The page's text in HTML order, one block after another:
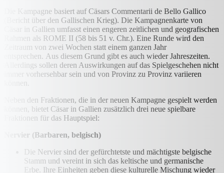
Die Kampagne basiert auf Cäsars Commentarii de Bello Gallico
(Bericht über den Gallischen Krieg). Die Kampagnenkarte von
Cäsar in Gallien umfasst einen engeren zeitlichen und geografischen
Rahmen als ROME II (58 bis 51 v. Chr.). Eine Runde wird den
Zeitraum von zwei Wochen statt einem ganzen Jahr
entsprechen. Aus diesem Grund gibt es auch wieder Jahreszeiten.
Allerdings sollen deren Auswirkungen auf das Spielgeschehen nicht
immer vorhersehbar sein und von Provinz zu Provinz variieren
Neben den Fraktionen, die in der neuen Kampagne gespielt werden
können, bietet Cäsar in Gallien zusätzlich drei neue spielbare
Fraktionen für das Hauptspiel:
Nervier (Barbaren, belgisch)
Die Nervier sind der gefürchtetste und mächtigste belgische
Stamm und vereint in sich das keltische und germanische
Erbe. Ihre Einheiten geben diese kulturelle Mischung wieder